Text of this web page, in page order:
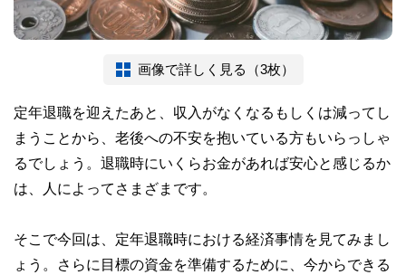
画像で詳しく見る（3枚）
定年退職を迎えたあと、収入がなくなるもしくは減ってし
まうことから、老後への不安を抱いている方もいらっしゃ
るでしょう。退職時にいくらお金があれば安心と感じるか
は、人によってさまざまです。
そこで今回は、定年退職時における経済事情を見てみまし
ょう。さらに目標の資金を準備するために、今からできる